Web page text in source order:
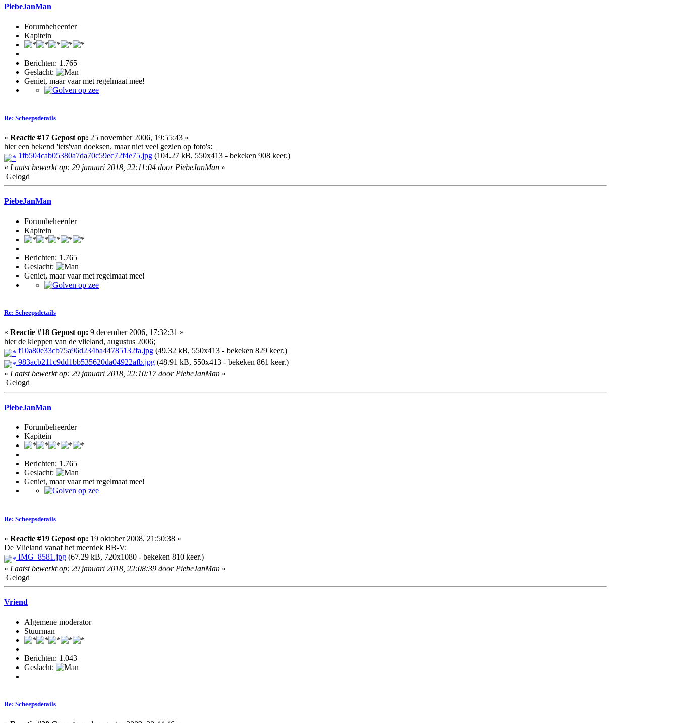
PiebeJanMan
Forumbeheerder
Kapitein
Berichten: 1.765
Geslacht:
Geniet, maar vaar met regelmaat mee!
Re: Scheepsdetails
« Reactie #17 Gepost op: 25 november 2006, 19:55:43 »
hier een bekend 'iets'van doeksen, maar niet veel gezien op foto's:
1fb504cab05380a7da70c59ec72f4e75.jpg (104.27 kB, 550x413 - bekeken 908 keer.)
« Laatst bewerkt op: 29 januari 2018, 22:11:04 door PiebeJanMan »
Gelogd
PiebeJanMan
Forumbeheerder
Kapitein
Berichten: 1.765
Geslacht:
Geniet, maar vaar met regelmaat mee!
Re: Scheepsdetails
« Reactie #18 Gepost op: 9 december 2006, 17:32:31 »
hier de kleppen van de vlieland, augustus 2006;
f10a80e33cb75a96d234ba44785132fa.jpg (49.32 kB, 550x413 - bekeken 829 keer.)
983acb211c9dd1bb535620da04922afb.jpg (48.91 kB, 550x413 - bekeken 861 keer.)
« Laatst bewerkt op: 29 januari 2018, 22:10:17 door PiebeJanMan »
Gelogd
PiebeJanMan
Forumbeheerder
Kapitein
Berichten: 1.765
Geslacht:
Geniet, maar vaar met regelmaat mee!
Re: Scheepsdetails
« Reactie #19 Gepost op: 19 oktober 2008, 21:50:38 »
De Vlieland vanaf het meerdek BB-V:
IMG_8581.jpg (67.29 kB, 720x1080 - bekeken 810 keer.)
« Laatst bewerkt op: 29 januari 2018, 22:08:39 door PiebeJanMan »
Gelogd
Vriend
Algemene moderator
Stuurman
Berichten: 1.043
Geslacht:
Re: Scheepsdetails